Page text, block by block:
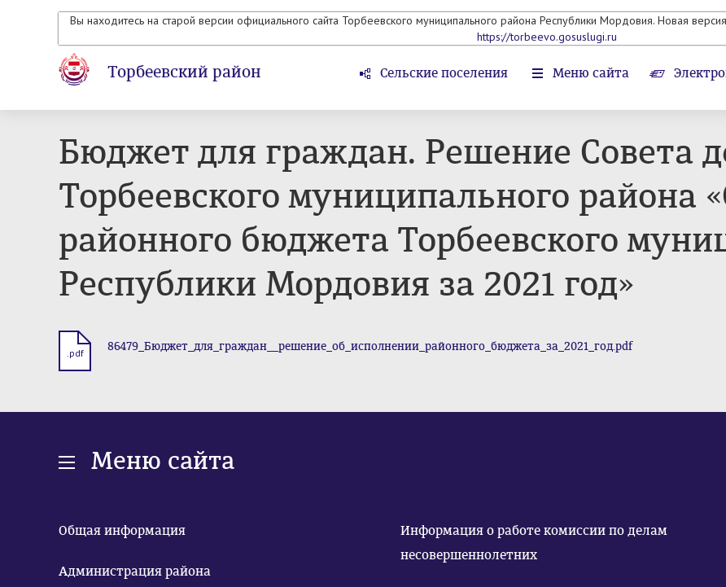
Вы находитесь на старой версии официального сайта Торбеевского муниципального района Республики Мордовия. Новая
https://torbeevo.gosuslugi.ru
Торбеевский район Сельские поселения Меню сайта
Бюджет для граждан. Решение Совета
Торбеевского муниципального района
районного бюджета Торбеевского
Республики Мордовия за 2021 год»
.pdf 86479_Бюджет_для_граждан__решение_об_исполнении_районного_бюджета_за_2021_год.pdf
Меню сайта
Общая информация
Администрация района
Информация о работе комиссии по делам
несовершеннолетних